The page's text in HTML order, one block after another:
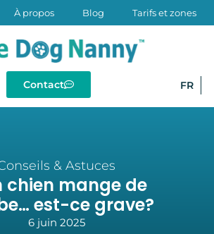
À propos Blog Tarifs et zones
Contact FR
& Astuces
chien mange de
est-ce grave?
6 juin 2025